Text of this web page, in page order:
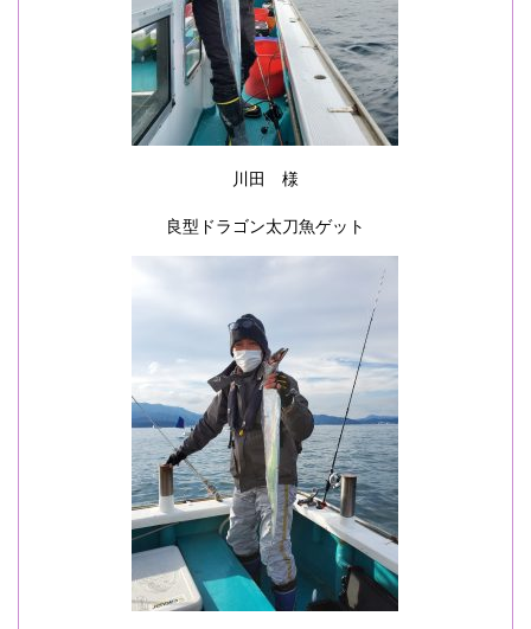
川田 様
良型ドラゴン太刀魚ゲット